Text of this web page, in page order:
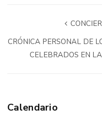
CRÓNICA PERSONAL DE
CELEBRADOS EN
Calendario